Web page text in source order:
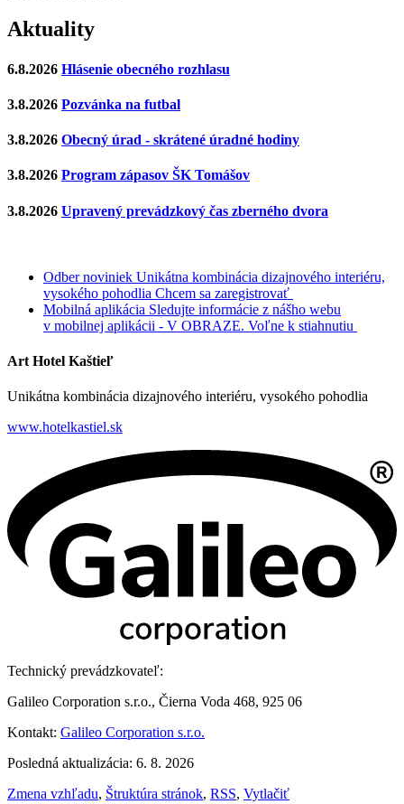
Aktuality
6.8.2026 Hlásenie obecného rozhlasu
3.8.2026 Pozvánka na futbal
3.8.2026 Obecný úrad - skrátené úradné hodiny
3.8.2026 Program zápasov ŠK Tomášov
3.8.2026 Upravený prevádzkový čas zberného dvora
Odber noviniek Unikátna kombinácia dizajnového interiéru,
vysokého pohodlia Chcem sa zaregistrovať
Mobilná aplikácia Sledujte informácie z nášho webu
v mobilnej aplikácii - V OBRAZE. Voľne k stiahnutiu
Art Hotel Kaštieľ
Unikátna kombinácia dizajnového interiéru, vysokého pohodlia
www.hotelkastiel.sk
Technický prevádzkovateľ:
Galileo Corporation s.r.o., Čierna Voda 468, 925 06
Kontakt: Galileo Corporation s.r.o.
Posledná aktualizácia: 6. 8. 2026
Zmena vzhľadu, Štruktúra stránok, RSS, Vytlačiť